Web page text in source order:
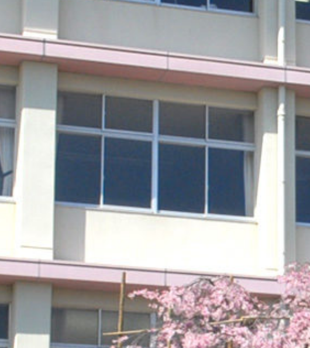
Warning /home/